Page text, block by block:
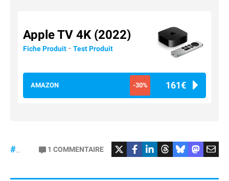
Apple TV 4K (2022)
Fiche Produit - Test Produit
AMAZON -30% 161€
#DisneyPlus #Football #liga
1 COMMENTAIRE